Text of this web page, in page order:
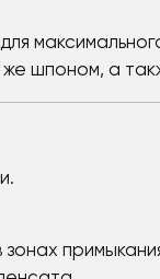
шпоном, а